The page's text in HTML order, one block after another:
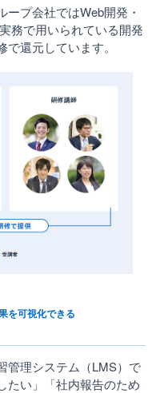
プ会社ではWeb開発・
務で用いられている開発
還元しています。
を可視化できる
管理システム（LMS）で
たい」「社内報告のため